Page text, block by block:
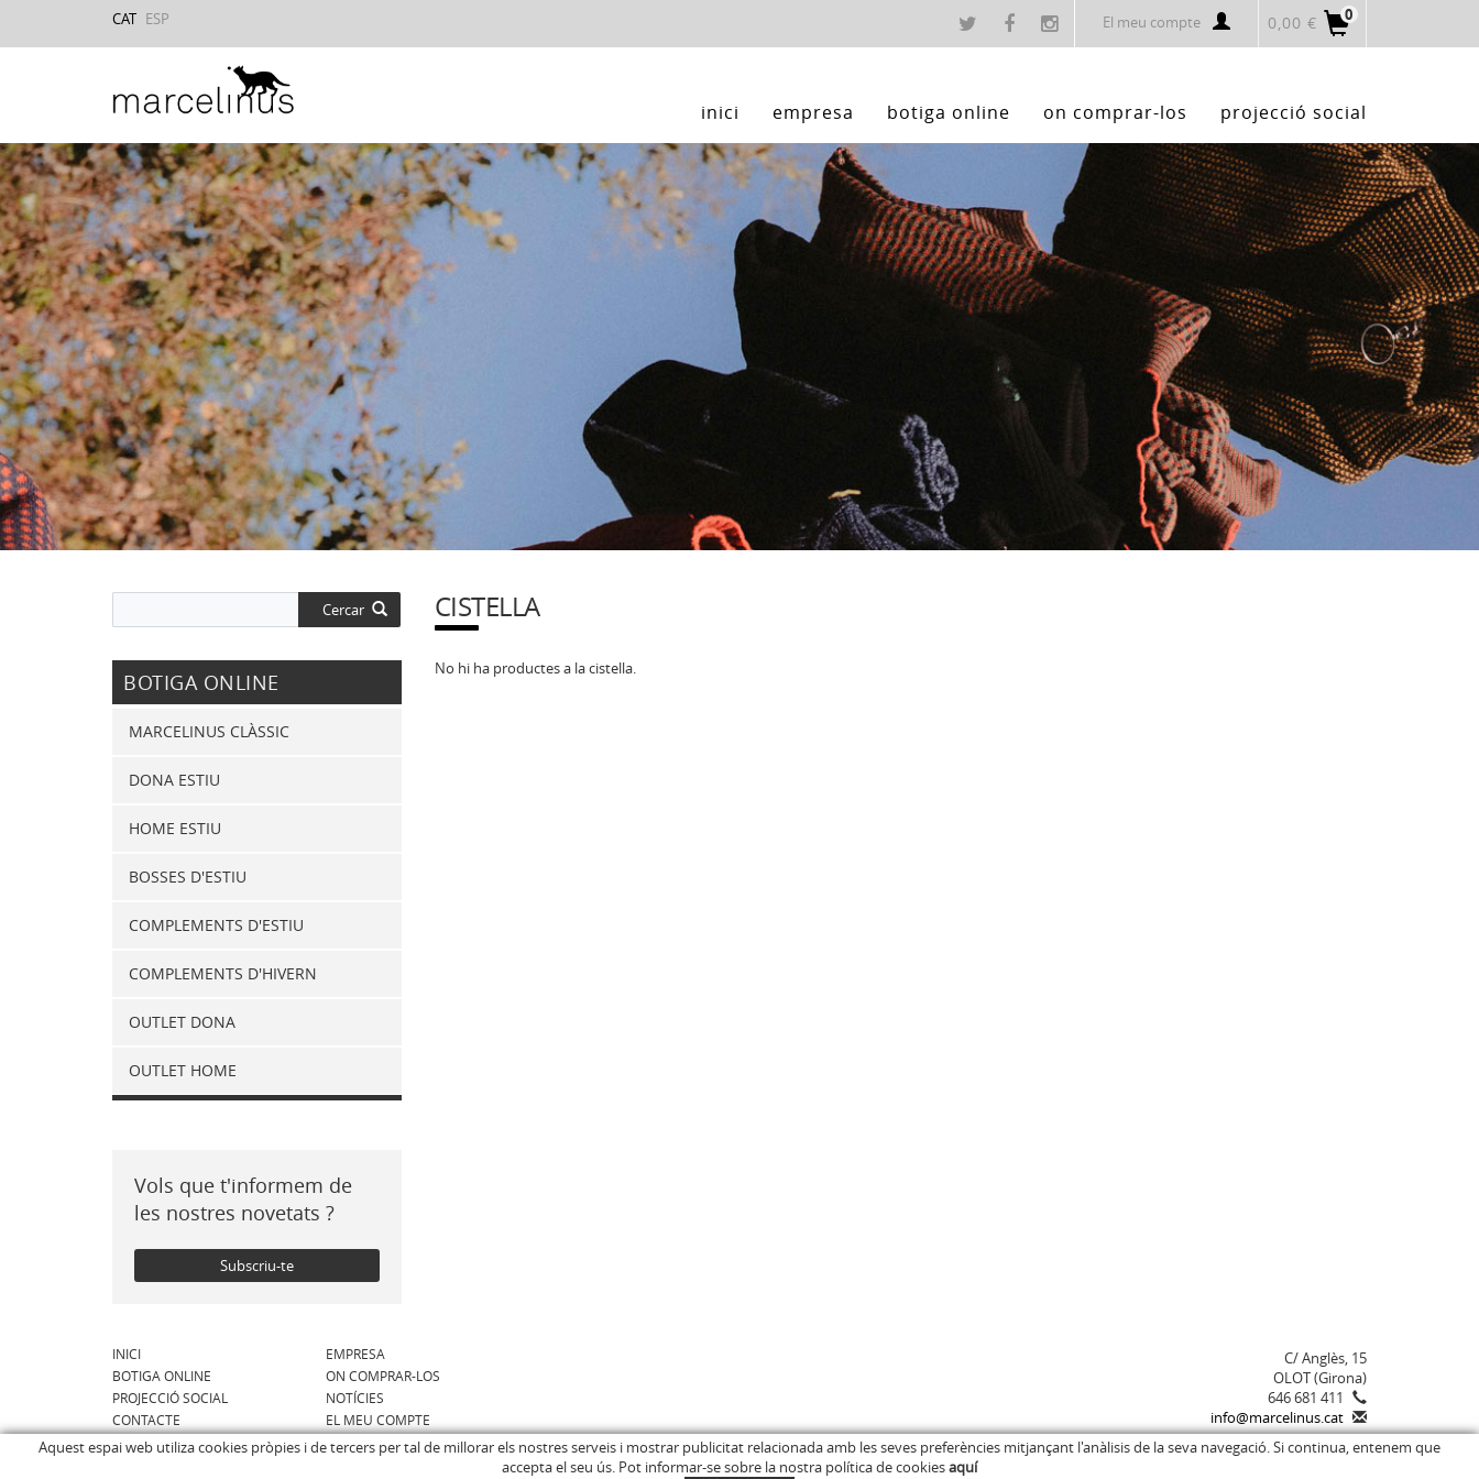
CAT ESP 0
0,00 €
El meu compte
inici empresa botiga online on comprar-los projecció social
Cercar
BOTIGA ONLINE
MARCELINUS CLÀSSIC
DONA ESTIU
HOME ESTIU
BOSSES D'ESTIU
COMPLEMENTS D'ESTIU
COMPLEMENTS D'HIVERN
OUTLET DONA
OUTLET HOME
Vols que t'informem de
les nostres novetats ?
Subscriu-te
CISTELLA
No hi ha productes a la cistella.
INICI
EMPRESA
BOTIGA ONLINE
ON COMPRAR-LOS
PROJECCIÓ SOCIAL
NOTÍCIES
CONTACTE
EL MEU COMPTE
C/ Anglès, 15
OLOT (Girona)
646 681 411
info@marcelinus.cat
Aquest espai web utiliza cookies pròpies i de tercers per tal de millorar els nostres serveis i mostrar publicitat relacionada amb les seves preferències mitjançant l'anàlisis de la seva navegació. Si continua, entenem que
accepta el seu ús. Pot informar-se sobre la nostra política de cookiesaquí